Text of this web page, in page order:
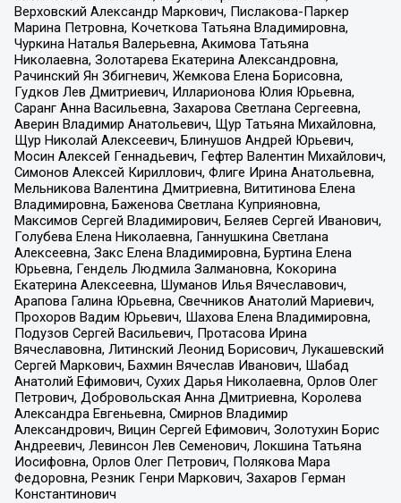
Верховский Александр Маркович, Пислакова-Паркер
Марина Петровна, Кочеткова Татьяна Владимировна,
Чуркина Наталья Валерьевна, Акимова Татьяна
Николаевна, Золотарева Екатерина Александровна,
Рачинский Ян Збигневич, Жемкова Елена Борисовна,
Гудков Лев Дмитриевич, Илларионова Юлия Юрьевна,
Саранг Анна Васильевна, Захарова Светлана Сергеевна,
Аверин Владимир Анатольевич, Щур Татьяна Михайловна,
Щур Николай Алексеевич, Блинушов Андрей Юрьевич,
Мосин Алексей Геннадьевич, Гефтер Валентин Михайлович,
Симонов Алексей Кириллович, Флиге Ирина Анатольевна,
Мельникова Валентина Дмитриевна, Вититинова Елена
Владимировна, Баженова Светлана Куприяновна,
Максимов Сергей Владимирович, Беляев Сергей Иванович,
Голубева Елена Николаевна, Ганнушкина Светлана
Алексеевна, Закс Елена Владимировна, Буртина Елена
Юрьевна, Гендель Людмила Залмановна, Кокорина
Екатерина Алексеевна, Шуманов Илья Вячеславович,
Арапова Галина Юрьевна, Свечников Анатолий Мариевич,
Прохоров Вадим Юрьевич, Шахова Елена Владимировна,
Подузов Сергей Васильевич, Протасова Ирина
Вячеславовна, Литинский Леонид Борисович, Лукашевский
Сергей Маркович, Бахмин Вячеслав Иванович, Шабад
Анатолий Ефимович, Сухих Дарья Николаевна, Орлов Олег
Петрович, Добровольская Анна Дмитриевна, Королева
Александра Евгеньевна, Смирнов Владимир
Александрович, Вицин Сергей Ефимович, Золотухин Борис
Андреевич, Левинсон Лев Семенович, Локшина Татьяна
Иосифовна, Орлов Олег Петрович, Полякова Мара
Федоровна, Резник Генри Маркович, Захаров Герман
Константинович